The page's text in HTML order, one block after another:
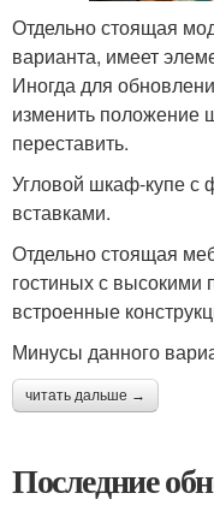
Отдельно стоящая
варианта, имеет
Иногда для
изменить положение
переставить.
Угловой шкаф-купе
вставками.
Отдельно стоящая
гостиных с высокими
встроенные
Минусы данного
читать дальше →
Последние